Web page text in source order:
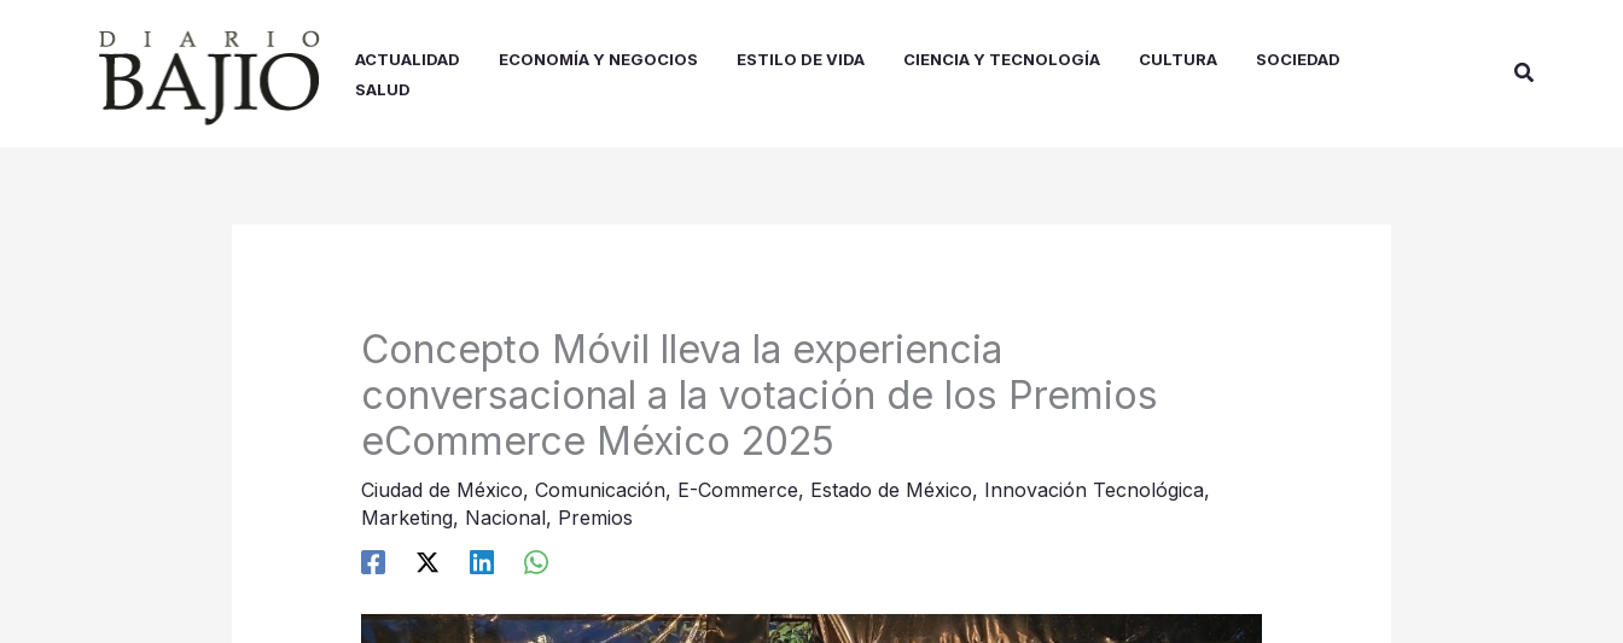
ACTUALIDAD ECONOMÍA Y NEGOCIOS ESTILO DE VIDA CIENCIA Y TECNOLOGÍA CULTURA
SOCIEDAD
SALUD
Buscar
Concepto Móvil lleva la experiencia
conversacional a la votación de los Premios
eCommerce México 2025
Ciudad de México, Comunicación, E-Commerce, Estado de México, Innovación Tecnológica,
Marketing, Nacional, Premios